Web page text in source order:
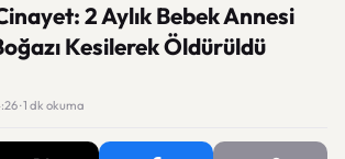
2 Aylık Bebek Annesi
Kesilerek Öldürüldü
· 1 dk okuma